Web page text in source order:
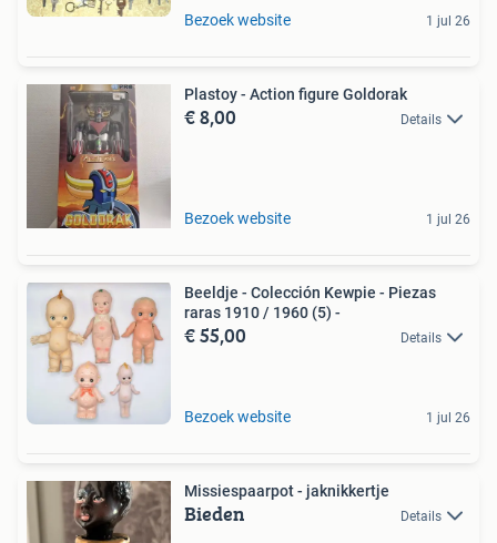
Bezoek website 1 jul 26
Plastoy - Action figure Goldorak
€ 8,00 Details
Bezoek website 1 jul 26
Beeldje - Colección Kewpie - Piezas
raras 1910 / 1960 (5) -
€ 55,00 Details
Bezoek website 1 jul 26
Missiespaarpot - jaknikkertje
Bieden Details